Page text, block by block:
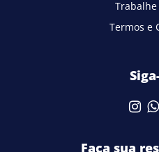
Trabalhe
Termos e
Faça sua